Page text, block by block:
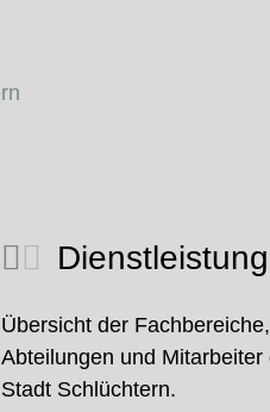
Übersicht der
Abteilungen und Mitarbeiter
Stadt Schlüchtern.